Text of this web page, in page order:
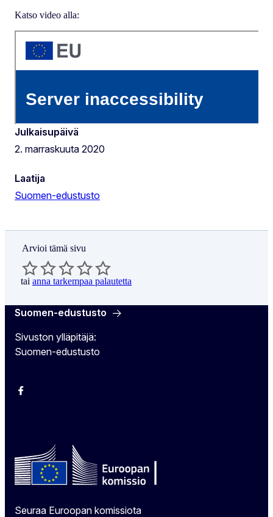
Katso video alla:
Julkaisupäivä
2. marraskuuta 2020
Laatija
Suomen-edustusto
Arvioi tämä sivu
tai anna tarkempaa palautetta
Suomen-edustusto
Sivuston ylläpitäjä:
Suomen-edustusto
Facebook
Seuraa Euroopan komissiota